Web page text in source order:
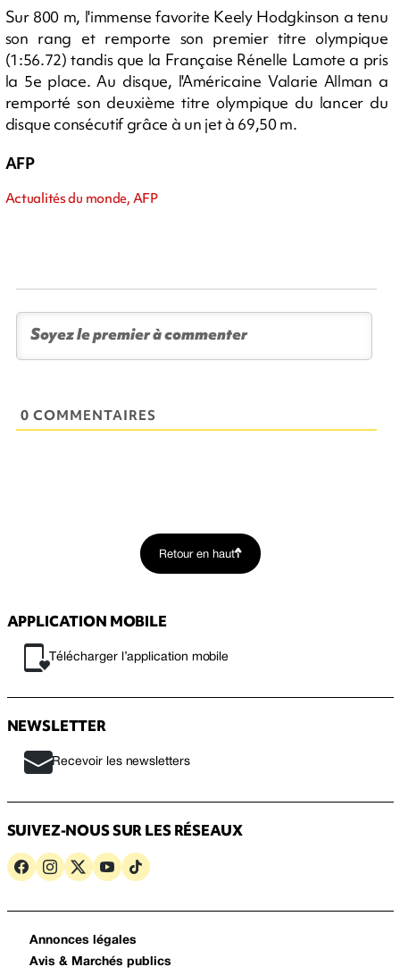
Sur 800 m, l'immense favorite Keely Hodgkinson a tenu
son rang et remporte son premier titre olympique
(1:56.72) tandis que la Française Rénelle Lamote a pris
la 5e place. Au disque, l'Américaine Valarie Allman a
remporté son deuxième titre olympique du lancer du
disque consécutif grâce à un jet à 69,50 m.
AFP
Actualités du monde, AFP
0 COMMENTAIRES
Retour en haut
APPLICATION MOBILE
Télécharger l’application mobile
NEWSLETTER
Recevoir les newsletters
SUIVEZ-NOUS SUR LES RÉSEAUX
Annonces légales
Avis & Marchés publics